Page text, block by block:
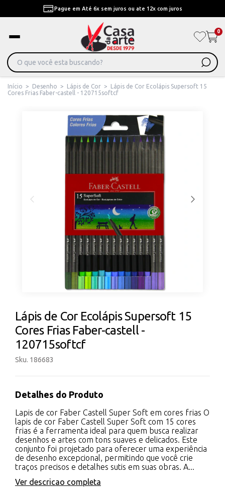
Pague em Até 6x sem juros ou ate 12x com juros
0
Início > Desenho > Lápis de Cor >
Lápis de Cor Ecolápis Supersoft 15
Cores Frias Faber-castell - 120715softcf
Lápis de Cor Ecolápis Supersoft 15
Cores Frias Faber-castell -
120715softcf
Sku. 186683
Detalhes do Produto
Lapis de cor Faber Castell Super Soft em cores frias O
lapis de cor Faber Castell Super Soft com 15 cores
frias é a ferramenta ideal para quem busca realizar
desenhos e artes com tons suaves e delicados. Este
conjunto foi projetado para oferecer uma experiência
de desenho excepcional, permitindo que você crie
traços precisos e detalhes sutis em suas obras. A...
Ver descricao completa